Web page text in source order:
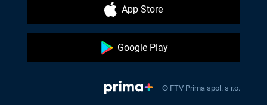
App Store
Google Play
© FTV Prima spol. s r.o.